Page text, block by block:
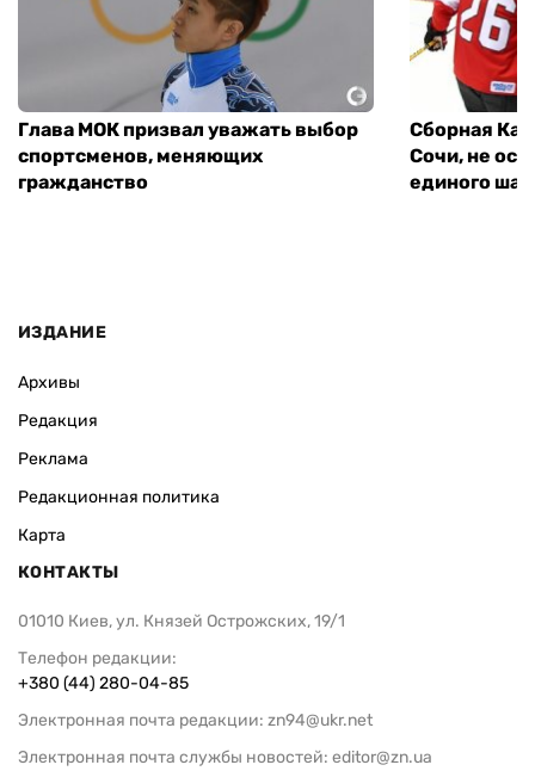
Глава МОК призвал уважать выбор
спортсменов, меняющих
гражданство
Сборная
Сочи, не
единого
ИЗДАНИЕ
Архивы
Редакция
Реклама
Редакционная политика
Карта
КОНТАКТЫ
01010 Киев, ул. Князей Острожских, 19/1
Телефон редакции:
+380 (44) 280-04-85
Электронная почта редакции: zn94@ukr.net
Электронная почта службы новостей: editor@zn.ua